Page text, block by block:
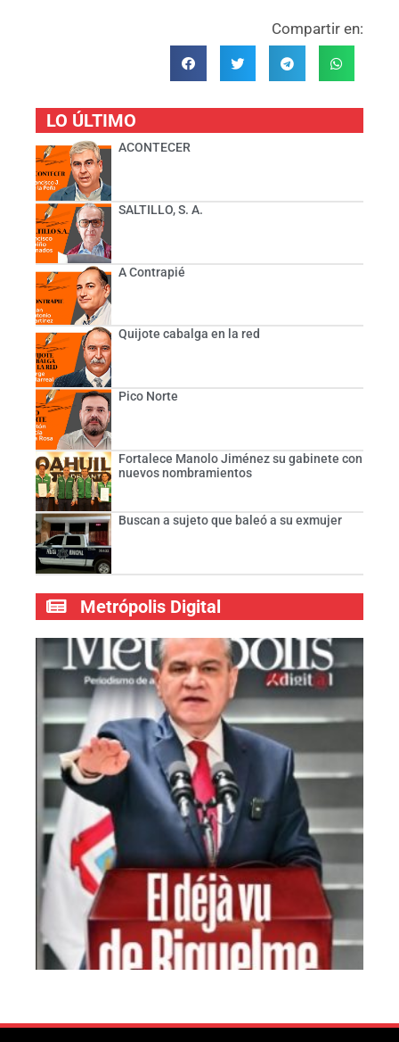
Compartir en:
LO ÚLTIMO
ACONTECER
SALTILLO, S. A.
A Contrapié
Quijote cabalga en la red
Pico Norte
Fortalece Manolo Jiménez su gabinete con
nuevos nombramientos
Buscan a sujeto que baleó a su exmujer
Metrópolis Digital